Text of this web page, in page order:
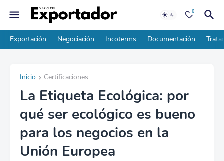
0
Exportación Negociación Incoterms Documentación
Inicio Certificaciones
La Etiqueta Ecológica: por
qué ser ecológico es bueno
para los negocios en la
Unión Europea